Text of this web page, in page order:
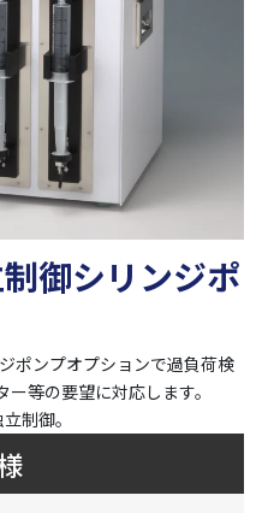
御シリンジポ
ポンプオプションで過負荷検
等の要望に対応します。
制御。